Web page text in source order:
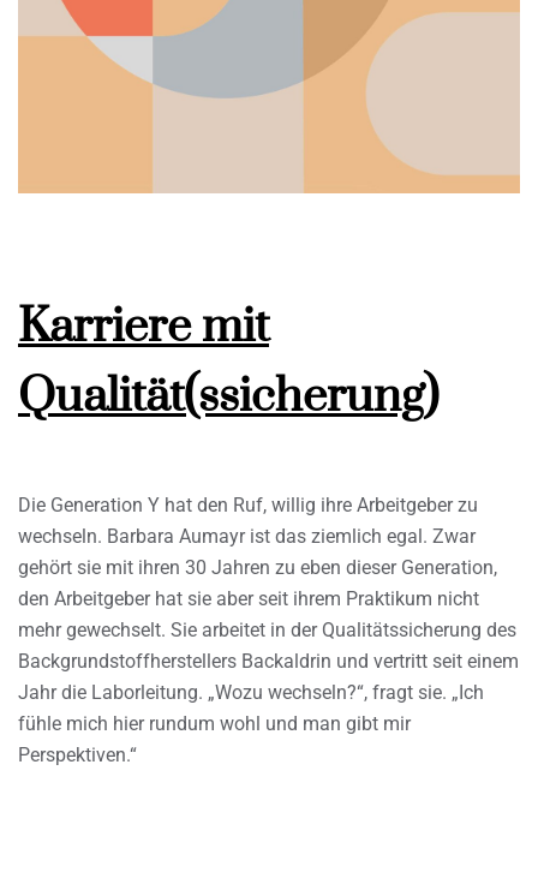
Karriere mit
Qualität(ssicherung)
Die Generation Y hat den Ruf, willig ihre Arbeitgeber zu
wechseln. Barbara Aumayr ist das ziemlich egal. Zwar
gehört sie mit ihren 30 Jahren zu eben dieser Generation,
den Arbeitgeber hat sie aber seit ihrem Praktikum nicht
mehr gewechselt. Sie arbeitet in der Qualitätssicherung des
Backgrundstoffherstellers Backaldrin und vertritt seit einem
Jahr die Laborleitung. „Wozu wechseln?“, fragt sie. „Ich
fühle mich hier rundum wohl und man gibt mir
Perspektiven.“